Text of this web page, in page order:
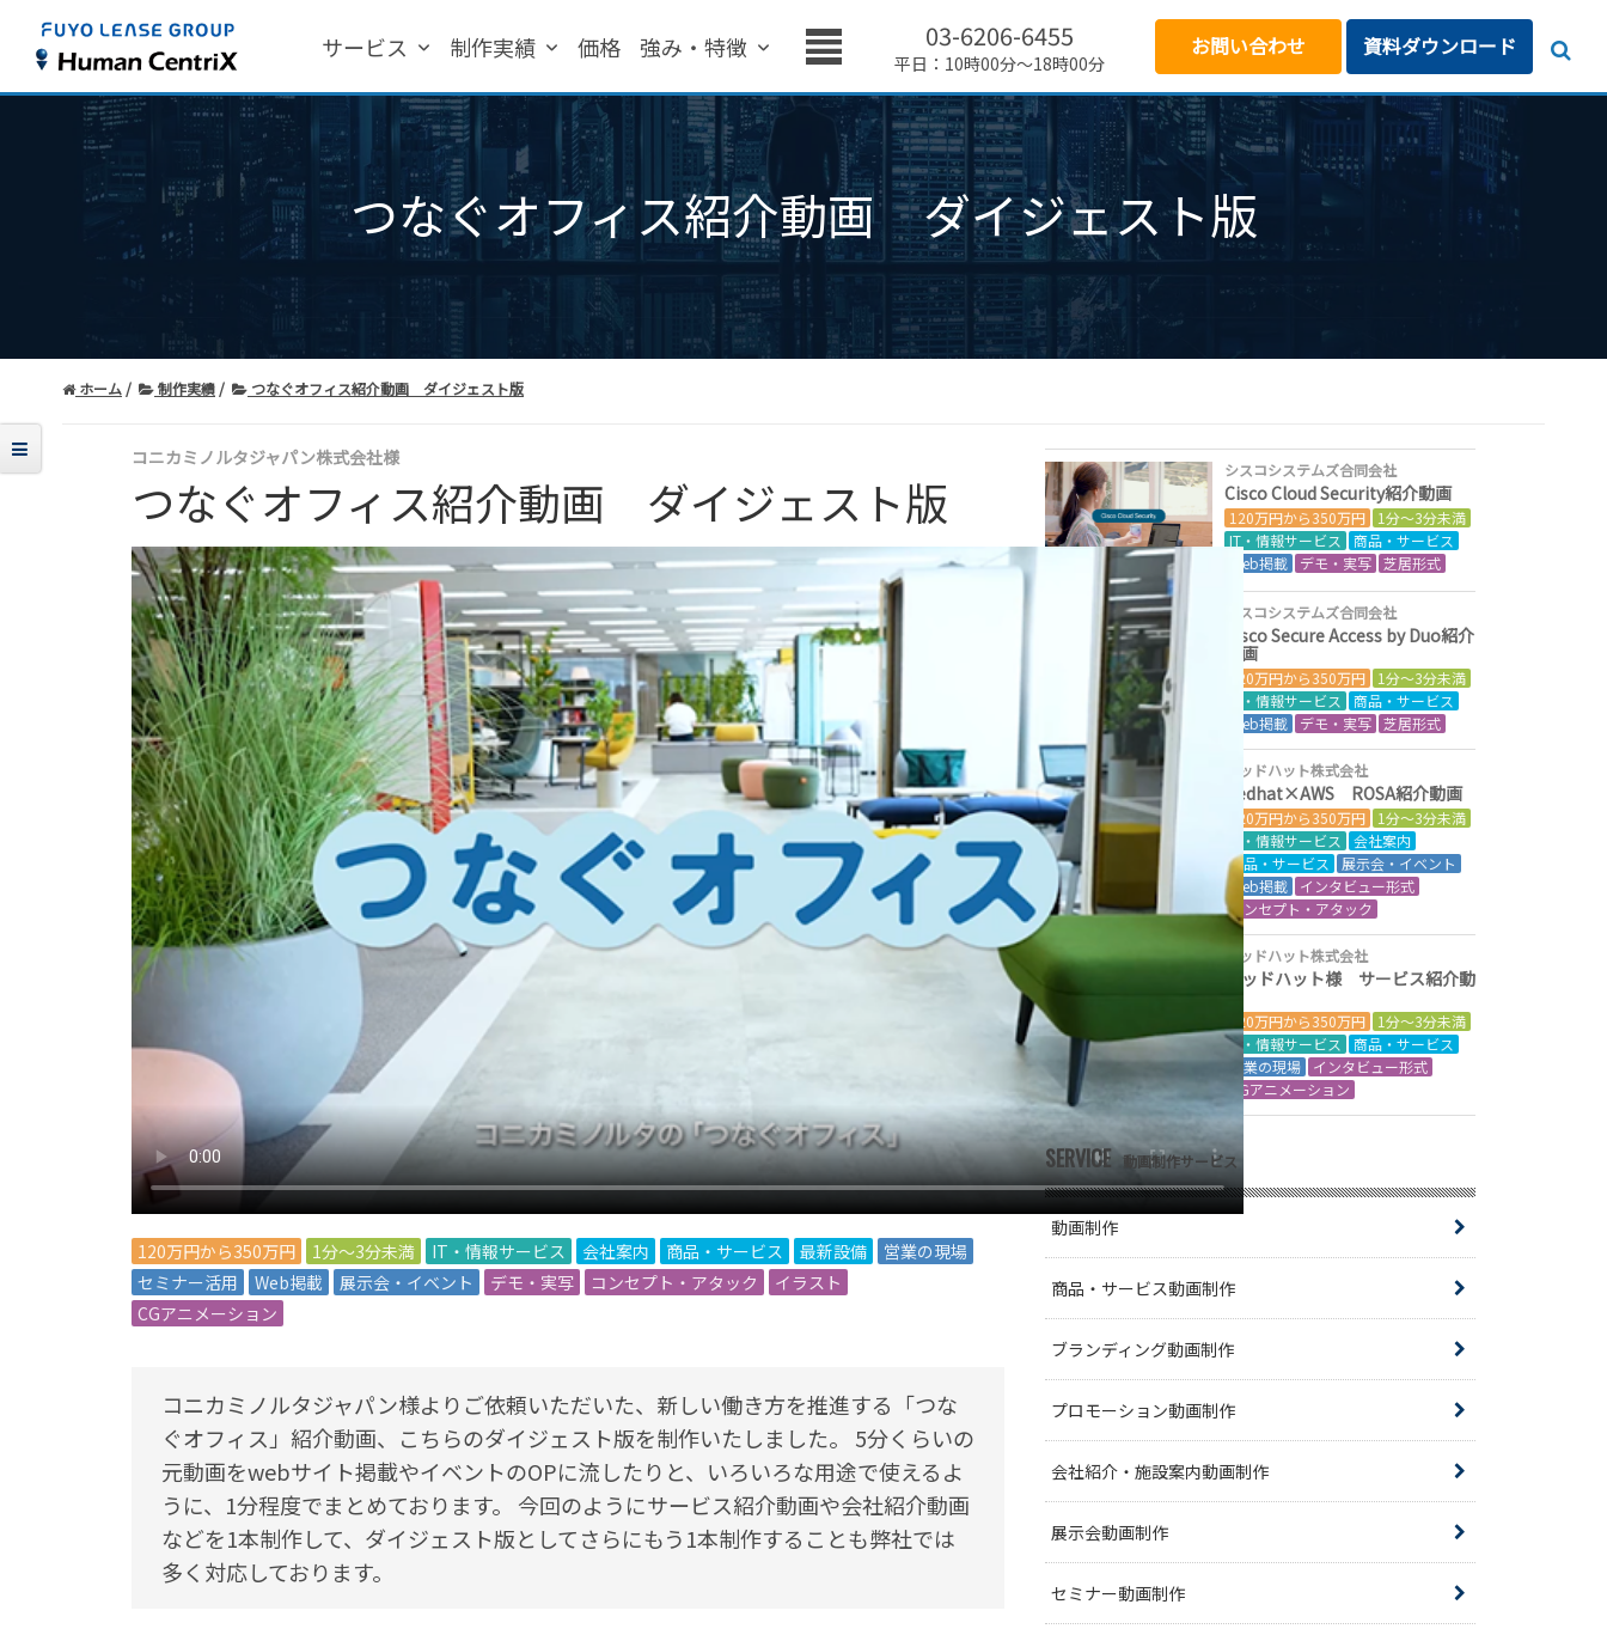
サービス 制作実績 価格 強み・特徴 03-6206-6455
平日：10時00分～18時00分
お問い合わせ 資料ダウンロード
つなぐオフィス紹介動画 ダイジェスト版
ホーム 制作実績 つなぐオフィス紹介動画 ダイジェスト版
コニカミノルタジャパン株式会社様
つなぐオフィス紹介動画 ダイジェスト版
120万円から350万円 1分～3分未満 IT・情報サービス 会社案内 商品・サービス 最新設備
営業の現場
セミナー活用
Web掲載 展示会・イベント デモ・実写 コンセプト・アタック
イラスト
CGアニメーション
コニカミノルタジャパン様よりご依頼いただいた、新しい働き方を推進する「つな
ぐオフィス」紹介動画、こちらのダイジェスト版を制作いたしました。 5分くらいの
元動画をwebサイト掲載やイベントのOPに流したりと、いろいろな用途で使えるよ
うに、1分程度でまとめております。 今回のようにサービス紹介動画や会社紹介動画
などを1本制作して、ダイジェスト版としてさらにもう1本制作することも弊社では
多く対応しております。
シスコシステムズ合同会社
Cisco Cloud Security紹介動画
120万円から350万円
1分～3分未満
IT・情報サービス
商品・サービス
Web掲載
デモ・実写 芝居形式
シスコシステムズ合同会社
Cisco Secure Access by Duo紹介
動画
120万円から350万円
1分～3分未満
IT・情報サービス
商品・サービス
Web掲載
デモ・実写 芝居形式
レッドハット株式会社
Redhat×AWS ROSA紹介動画
120万円から350万円
1分～3分未満
IT・情報サービス
会社案内
商品・サービス
展示会・イベント
Web掲載
インタビュー形式
コンセプト・アタック
レッドハット株式会社
レッドハット様 サービス紹介動
120万円から350万円
1分～3分未満
IT・情報サービス
商品・サービス
営業の現場
インタビュー形式
CGアニメーション
SERVICE 動画制作サービス
動画制作
商品・サービス動画制作
ブランディング動画制作
プロモーション動画制作
会社紹介・施設案内動画制作
展示会動画制作
セミナー動画制作